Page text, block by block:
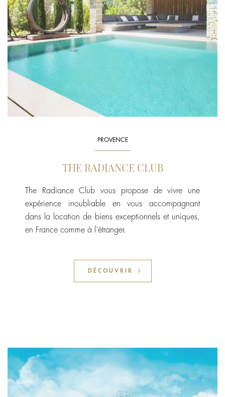
PROVENCE
THE RADIANCE CLUB
The Radiance Club vous propose de vivre une
expérience inoubliable en vous accompagnant
dans la location de biens exceptionnels et uniques,
en France comme à l’étranger.
DÉCOUVRIR